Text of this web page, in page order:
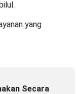
yang
Secara